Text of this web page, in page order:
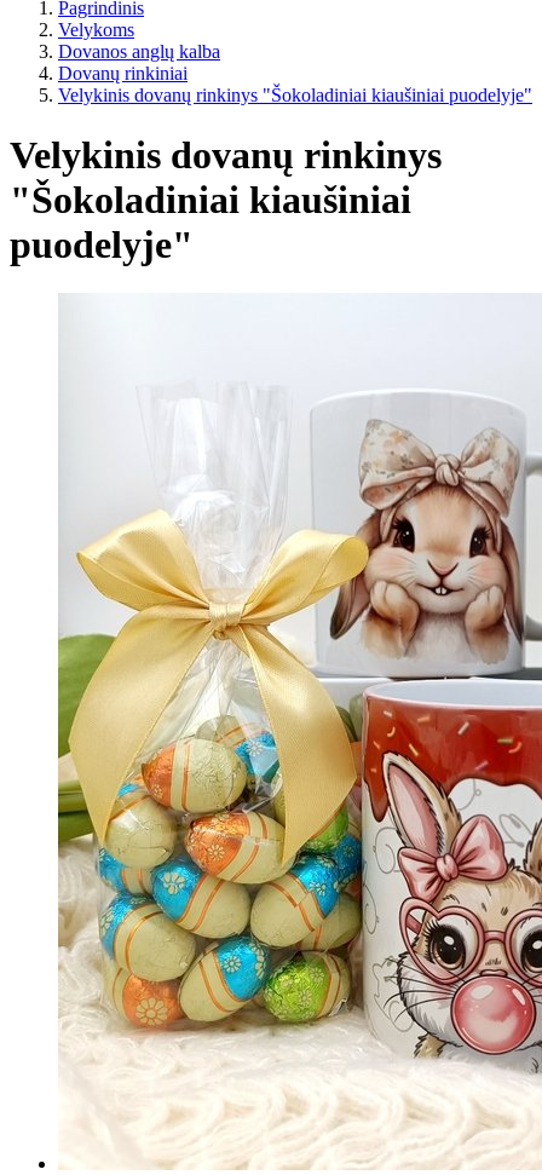
Pagrindinis
Velykoms
Dovanos anglų kalba
Dovanų rinkiniai
Velykinis dovanų rinkinys "Šokoladiniai kiaušiniai puodelyje"
Velykinis dovanų rinkinys
"Šokoladiniai kiaušiniai
puodelyje"